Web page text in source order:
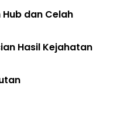
dan Celah
Hasil Kejahatan